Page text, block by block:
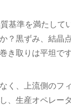
基準を満たして
？黒ずみ、結晶
き取りは平坦で
く、上流側のフ
、生産オペレー